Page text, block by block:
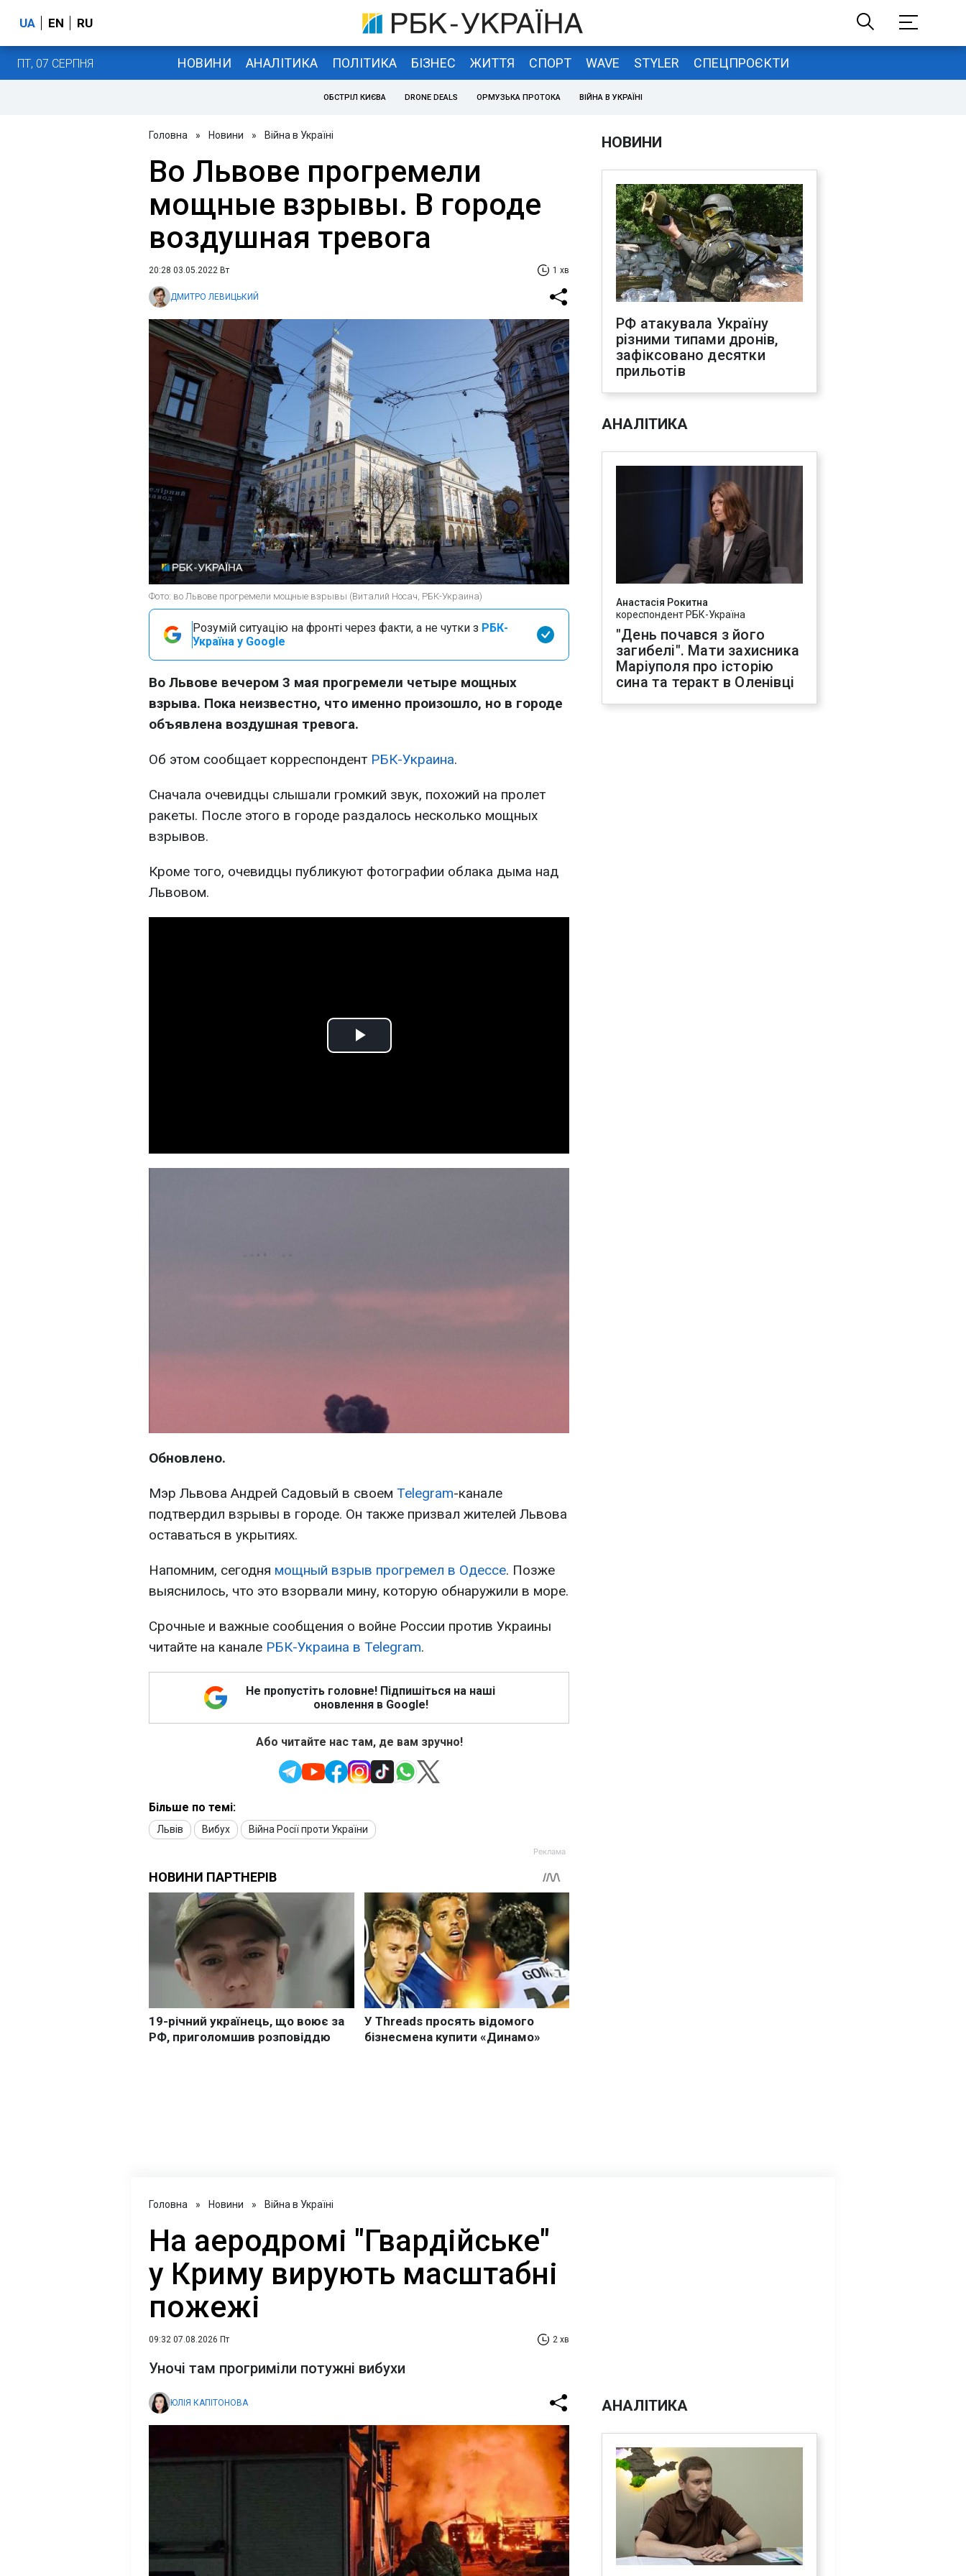
UA EN RU
ПТ, 07 СЕРПНЯ НОВИНИ АНАЛІТИКА ПОЛІТИКА БІЗНЕС ЖИТТЯ СПОРТ WAVE STYLER СПЕЦПРОЄКТИ
ОБСТРІЛ КИЄВА DRONE DEALS ОРМУЗЬКА ПРОТОКА ВІЙНА В УКРАЇНІ
Головна » Новини » Війна в Україні
Во Львове прогремели
мощные взрывы. В городе
воздушная тревога
20:28 03.05.2022 Вт 1 хв
ДМИТРО ЛЕВИЦЬКИЙ
Фото: во Львове прогремели мощные взрывы (Виталий Носач, РБК-Украина)
Розумій ситуацію на фронті через факти, а не чутки з РБК-
Україна у Google
Во Львове вечером 3 мая прогремели четыре мощных
взрыва. Пока неизвестно, что именно произошло, но в городе
объявлена воздушная тревога.
Об этом сообщает корреспондент РБК-Украина.
Сначала очевидцы слышали громкий звук, похожий на пролет
ракеты. После этого в городе раздалось несколько мощных
взрывов.
Кроме того, очевидцы публикуют фотографии облака дыма над
Львовом.
Play
Обновлено.
Мэр Львова Андрей Садовый в своем Telegram-канале
подтвердил взрывы в городе. Он также призвал жителей Львова
оставаться в укрытиях.
Напомним, сегодня мощный взрыв прогремел в Одессе. Позже
выяснилось, что это взорвали мину, которую обнаружили в море.
Срочные и важные сообщения о войне России против Украины
читайте на канале РБК-Украина в Telegram.
Не пропустіть головне! Підпишіться на наші
оновлення в Google!
Або читайте нас там, де вам зручно!
Більше по темі:
Львів Вибух Війна Росії проти України
НОВИНИ
РФ атакувала Україну
різними типами дронів,
зафіксовано десятки
прильотів
АНАЛІТИКА
Анастасія Рокитна
кореспондент РБК-Україна
"День почався з його
загибелі". Мати захисника
Маріуполя про історію
сина та теракт в Оленівці
Головна » Новини » Війна в Україні
На аеродромі "Гвардійське"
у Криму вирують масштабні
пожежі
09:32 07.08.2026 Пт 2 хв
Уночі там прогриміли потужні вибухи
ЮЛІЯ КАПІТОНОВА АНАЛІТИКА